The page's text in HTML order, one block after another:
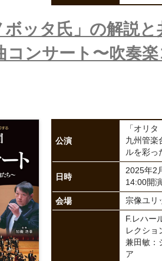
ボッタ氏」の解説
コンサート〜吹奏
公演
「オリ
九州管楽
ルを彩っ
日時
2025年2
14:00開
会場 宗像ユリ
F.レハー
レクショ
兼田敏：
ア